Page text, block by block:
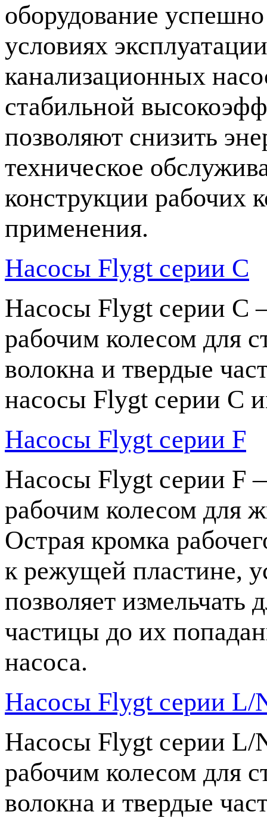
оборудование
условиях
канализационных
стабильной
позволяют снизить
техническое
конструкции рабочих
применения.
Насосы Flygt серии C
Насосы Flygt серии C
рабочим колесом для
волокна и твердые
насосы Flygt серии C
Насосы Flygt серии F
Насосы Flygt серии F
рабочим колесом для
Острая кромка
к режущей пластине,
позволяет
частицы до их
насоса.
Насосы Flygt серии L/
Насосы Flygt серии L/
рабочим колесом для
волокна и твердые